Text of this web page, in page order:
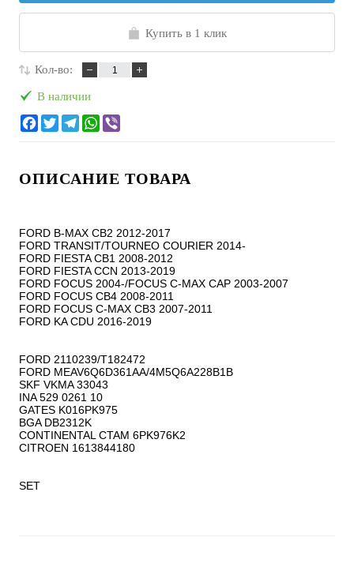
Купить в 1 клик
Кол-во:
В наличии
ОПИСАНИЕ ТОВАРА
FORD B-MAX CB2 2012-2017
FORD TRANSIT/TOURNEO COURIER 2014-
FORD FIESTA CB1 2008-2012
FORD FIESTA CCN 2013-2019
FORD FOCUS 2004-/FOCUS C-MAX CAP 2003-2007
FORD FOCUS CB4 2008-2011
FORD FOCUS C-MAX CB3 2007-2011
FORD KA CDU 2016-2019
FORD 2110239/T182472
FORD MEAV6Q6D361AA/4M5Q6A228B1B
SKF VKMA 33043
INA 529 0261 10
GATES K016PK975
BGA DB2312K
CONTINENTAL CTAM 6PK976K2
CITROEN 1613844180
SET